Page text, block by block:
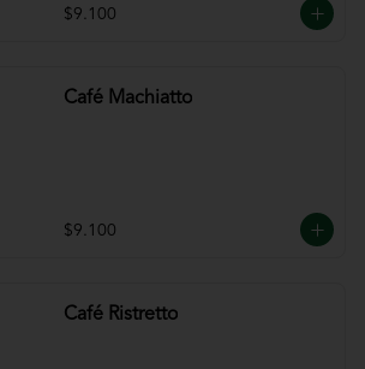
$9.100
Café Machiatto
$9.100
Café Ristretto